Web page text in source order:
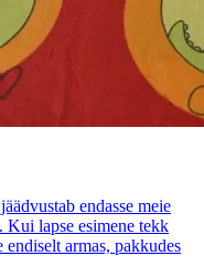
endasse meie
Kui lapse esimene tekk
endiselt armas, pakkudes